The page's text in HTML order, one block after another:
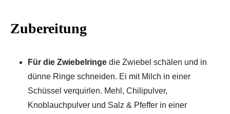
Zubereitung
Für die Zwiebelringe die Zwiebel schälen und in
dünne Ringe schneiden. Ei mit Milch in einer
Schüssel verquirlen. Mehl, Chilipulver,
Knoblauchpulver und Salz & Pfeffer in einer